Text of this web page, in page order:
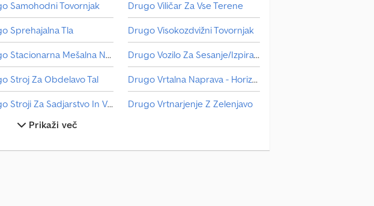
rumena Namen: gradbeništvo Tehnične informacije Moč: 35 kW (47
Kubota V1505T Lastna teža: 2.900 kg Dimenzije (D x Š x V): 380 x
Samohodni Tovornjak
Sprehajalna Tla
Drugo Stacionarna Mešalna Naprava
Stroj Za Obdelavo Tal
Drugo Stroji Za Sadjarstvo In Vinogradništvo
Tovornjak S Ploščadjo
Drugo Viličar Za Vse Terene
Drugo Visokozdvižni Tovornjak
Drugo Vozilo Za Sesanje/Izpiranje
Drugo Vrtalna Naprava - Horizontalna
Drugo Vrtnarjenje Z Zelenjavo
Vrtalna Naprava - Drugo
Prikaži več